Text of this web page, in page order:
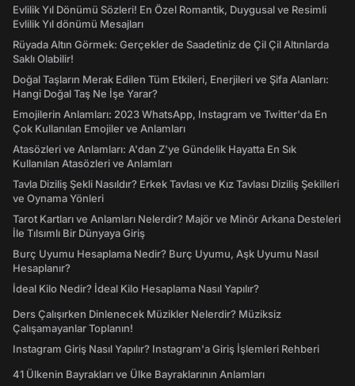
Evlilik Yıl Dönümü Sözleri! En Özel Romantik, Duygusal ve Resimli
Evlilik Yıl dönümü Mesajları
Rüyada Altın Görmek: Gerçekler de Saadetiniz de Çil Çil Altınlarda
Saklı Olabilir!
Doğal Taşların Merak Edilen Tüm Etkileri, Enerjileri ve Şifa Alanları:
Hangi Doğal Taş Ne İşe Yarar?
Emojilerin Anlamları: 2023 WhatsApp, Instagram ve Twitter'da En
Çok Kullanılan Emojiler ve Anlamları
Atasözleri ve Anlamları: A'dan Z'ye Gündelik Hayatta En Sık
Kullanılan Atasözleri ve Anlamları
Tavla Diziliş Şekli Nasıldır? Erkek Tavlası ve Kız Tavlası Diziliş Şekilleri
ve Oynama Yönleri
Tarot Kartları ve Anlamları Nelerdir? Majör ve Minör Arkana Desteleri
İle Tılsımlı Bir Dünyaya Giriş
Burç Uyumu Hesaplama Nedir? Burç Uyumu, Aşk Uyumu Nasıl
Hesaplanır?
İdeal Kilo Nedir? İdeal Kilo Hesaplama Nasıl Yapılır?
Ders Çalışırken Dinlenecek Müzikler Nelerdir? Müziksiz
Çalışamayanlar Toplanın!
Instagram Giriş Nasıl Yapılır? Instagram'a Giriş İşlemleri Rehberi
41 Ülkenin Bayrakları ve Ülke Bayraklarının Anlamları